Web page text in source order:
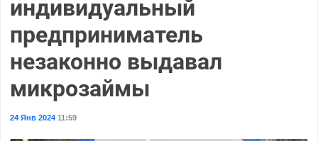
индивидуальный
предприниматель
незаконно выдавал
микрозаймы
24 Янв 202411:59